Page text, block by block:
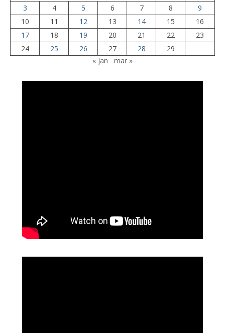
3
4 5 6 7 8
9
10
11 12 13 14 15
16
17
18 19 20 21 22
23
24
25 26 27 28
29
« jan
mar »